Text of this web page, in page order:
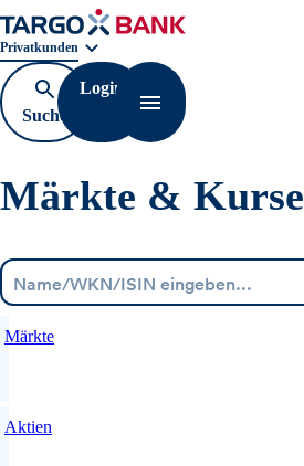
Geschäftsbereichnavigation. Aktuelle Auswahl:
Privatkunden
Suche
öffnen
Login
Navigation öffnen
Märkte & Kurse
Märkte
Aktien